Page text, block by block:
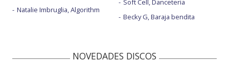
Natalie Imbruglia, Algorithm
Soft Cell, Danceteria
Becky G, Baraja bendita
NOVEDADES DISCOS